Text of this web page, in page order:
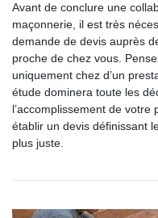
Avant de conclure une
maçonnerie, il est très
demande de devis auprès
proche de chez vous.
uniquement chez d’un
étude dominera toute les
l’accomplissement de
établir un devis définissant
plus juste.